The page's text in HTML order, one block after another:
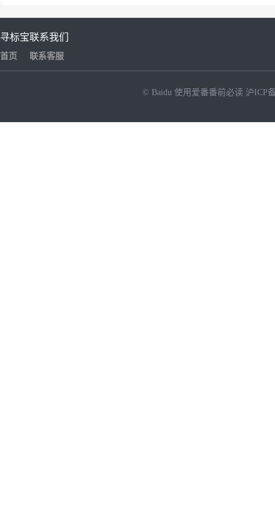
寻标宝
首页
联系我们
联系客服
© Baidu 使用爱番番前必读 沪ICP